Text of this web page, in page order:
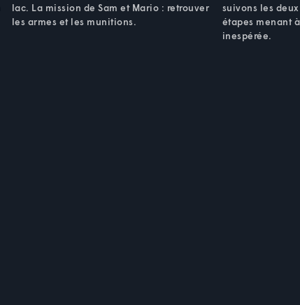
lac. La mission de Sam et Mario : retrouver
les armes et les munitions.
suivons les
étapes menant
inespérée.